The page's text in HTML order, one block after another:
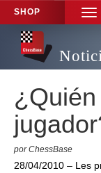
SHOP
por ChessBase
28/04/2010 – Les